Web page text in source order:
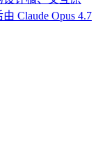
Claude Opus 4.7